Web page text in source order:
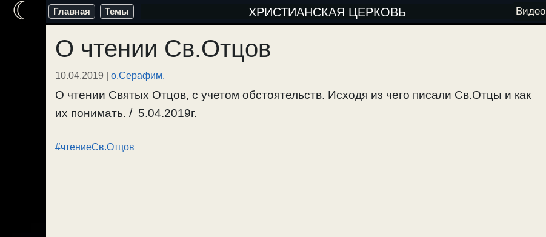
Перейти
содержимому
Главная Темы ХРИСТИАНСКАЯ ЦЕРКОВЬ Видео
О чтении Св.Отцов
10.04.2019 | о.Серафим.
О чтении Святых Отцов, с учетом обстоятельств. Исходя из чего писали Св.Отцы и как
их понимать. / 5.04.2019г.
#чтениеСв.Отцов
☾